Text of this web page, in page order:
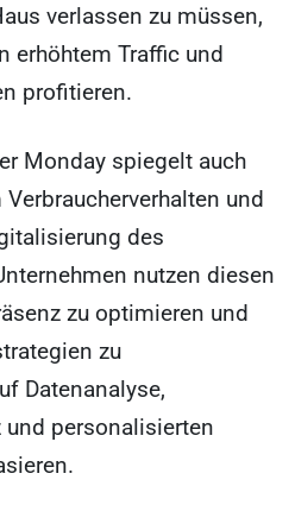
verlassen zu müssen,
erhöhtem Traffic und
profitieren.
Monday spiegelt auch
und
des
nutzen diesen
zu optimieren und
zu
Datenanalyse,
personalisierten